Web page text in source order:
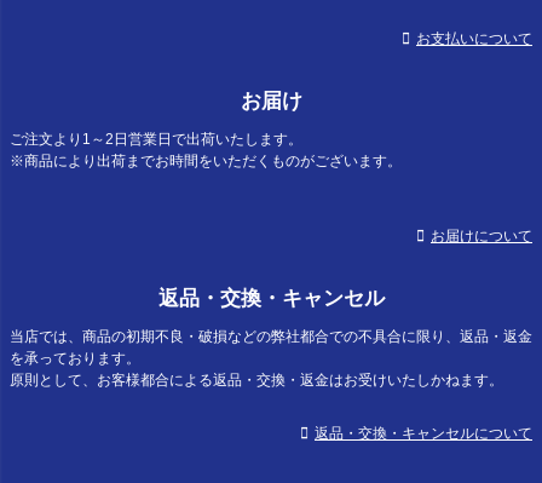
お支払いについて
お届け
ご注文より1～2日営業日で出荷いたします。
※商品により出荷までお時間をいただくものがございます。
お届けについて
返品・交換・キャンセル
当店では、商品の初期不良・破損などの弊社都合での不具合に限り、返品・返金
を承っております。
原則として、お客様都合による返品・交換・返金はお受けいたしかねます。
返品・交換・キャンセルについて